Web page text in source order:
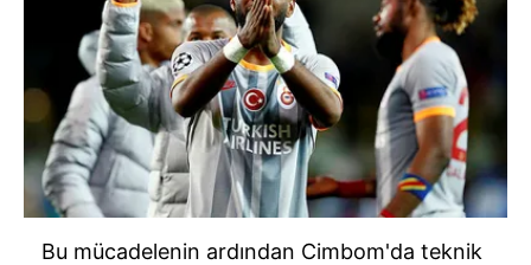
Bu mücadelenin ardından Cimbom'da teknik